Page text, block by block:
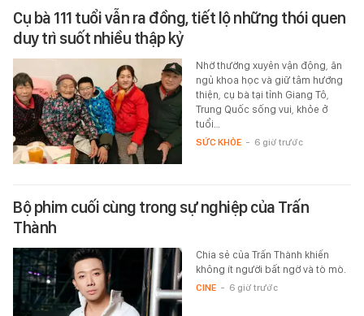
Cụ bà 111 tuổi vẫn ra đồng, tiết lộ những thói quen
duy trì suốt nhiều thập kỷ
Nhờ thường xuyên vận động, ăn
ngủ khoa học và giữ tâm hướng
thiện, cụ bà tại tỉnh Giang Tô,
Trung Quốc sống vui, khỏe ở
tuổi…
SỨC KHỎE - 6 giờ trước
Bộ phim cuối cùng trong sự nghiệp của Trấn
Thành
Chia sẻ của Trấn Thành khiến
không ít người bất ngờ và tò mò.
CINE - 6 giờ trước